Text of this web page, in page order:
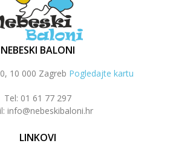
NEBESKI BALONI
10 000 Zagreb Pogledajte kartu
Tel: 01 61 77 297
info@nebeskibaloni.hr
LINKOVI